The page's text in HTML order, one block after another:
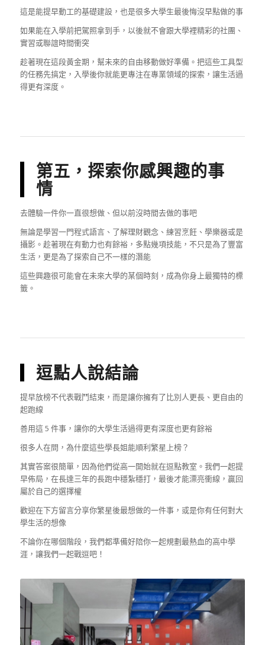
這是能提早動工的基礎建設，也是很多大學生最後悔沒早點做的事
如果能在入學前把駕照拿到手，以後就不會跟大學裡精彩的社團、
實習或聯誼時間衝突
趁著現在這段黃金期，幫未來的自由移動做好準備。把這些工具型
的任務先搞定，入學後你就能更專注在專業領域的探索，讓生活過
得更有深度。
第五，探索你感興趣的事
情
去體驗一件你一直很想做、但以前沒時間去做的事吧
無論是學習一門程式語言、了解理財觀念、練習烹飪、學樂器或是
攝影。趁著現在有動力也有餘裕，多點幾項技能，不只是為了豐富
生活，更是為了探索自己不一樣的潛能
這些興趣很可能會在未來大學的某個時刻，成為你身上最獨特的標
籤。
逗點人說結論
提早放榜不代表戰鬥結束，而是讓你擁有了比別人更長、更自由的
起跑線
善用這 5 件事，讓你的大學生活過得更有深度也更有餘裕
很多人在問，為什麼這些學長姐能順利繁星上榜？
其實答案很簡單，因為他們從高一開始就在逗點教室。我們一起提
早佈局，在長達三年的長跑中穩紮穩打，最後才能漂亮衝線，贏回
屬於自己的選擇權
歡迎在下方留言分享你繁星後最想做的一件事，或是你有任何對大
學生活的想像
不論你在哪個階段，我們都準備好陪你一起規劃最熱血的高中學
涯，讓我們一起戰逗吧！